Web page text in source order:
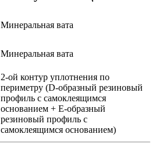
Минеральная вата
Минеральная вата
2-ой контур уплотнения по
периметру (D-образный резиновый
профиль с самоклеящимся
основанием + Е-образный
резиновый профиль с
самоклеящимся основанием)